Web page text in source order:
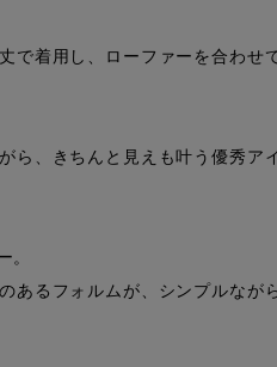
で着用し、ローファーを合わせ
ら、きちんと見えも叶う優秀ア
。
あるフォルムが、シンプルなが